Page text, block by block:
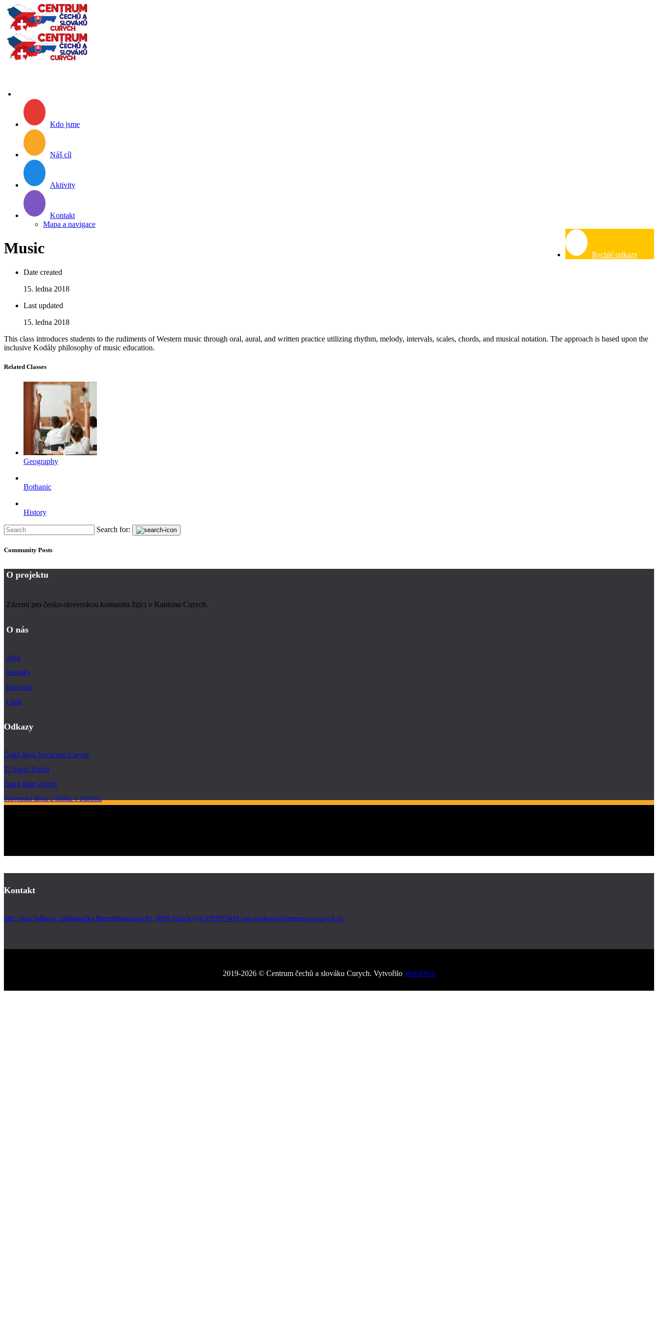
Kdo jsme
Náš cíl
Aktivity
Kontakt
Mapa a navigace
Rychlé odkazy
Music
Date created
15. ledna 2018
Last updated
15. ledna 2018
This class introduces students to the rudiments of Western music through oral, aural, and written practice utilizing rhythm, melody, intervals, scales, chords, and musical notation. The approach is based upon the
inclusive Kodály philosophy of music education.
Related Classes
Geography
Bothanic
History
Search for:
Community Posts
O projektu
Zázemí pro česko-slovenskou komunitu žijíci v Kantonu Curych.
O nás
Akce
Novinky
Kdo jsme
Leták
Odkazy
Česká škola bez hranic Curych
TJ Sokol Zürich
Český Klub Zürich
Slovenská škola a škôlka v Zürichu
Kontakt
Mgr. Jana Vaňková, zakladatelka Binzmühlestrasse 81, 8050 Zürich (+41)792075419 jana.vankova@centrum-cs-curych.ch
2019-2026 © Centrum čechů a slováku Curych. Vytvořilo Web4You